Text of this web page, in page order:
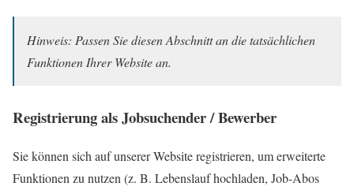
Hinweis: Passen Sie diesen Abschnitt an die tatsächlichen
Funktionen Ihrer Website an.
Registrierung als Jobsuchender / Bewerber
Sie können sich auf unserer Website registrieren, um erweiterte
Funktionen zu nutzen (z. B. Lebenslauf hochladen, Job-Abos